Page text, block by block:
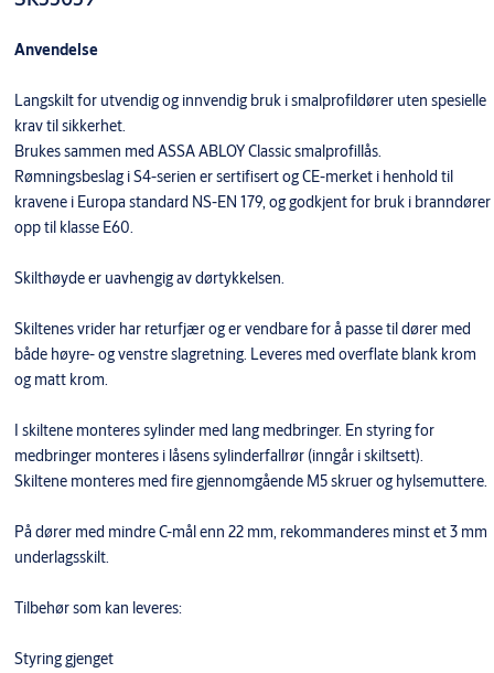
Anvendelse
Langskilt for utvendig og innvendig bruk i smalprofildører uten spesielle
krav til sikkerhet.
Brukes sammen med ASSA ABLOY Classic smalprofillås.
Rømningsbeslag i S4-serien er sertifisert og CE-merket i henhold til
kravene i Europa standard NS-EN 179, og godkjent for bruk i branndører
opp til klasse E60.
Skilthøyde er uavhengig av dørtykkelsen.
Skiltenes vrider har returfjær og er vendbare for å passe til dører med
både høyre- og venstre slagretning. Leveres med overflate blank krom
og matt krom.
I skiltene monteres sylinder med lang medbringer. En styring for
medbringer monteres i låsens sylinderfallrør (inngår i skiltsett).
Skiltene monteres med fire gjennomgående M5 skruer og hylsemuttere.
På dører med mindre C-mål enn 22 mm, rekommanderes minst et 3 mm
underlagsskilt.
Tilbehør som kan leveres:
Styring gjenget